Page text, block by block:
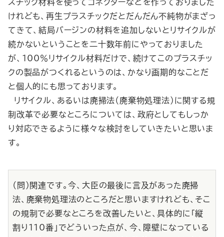
スチック材料を使ってコネクターなどを作っておりました
けれども、再生プラスチックだとだんだん不純物がまざっ
てきて、結局バージンの材料を追加しないとリサイクルが
続かないということを二十数年前にやっておりました
が、100％リサイクル材料だけで、続けてこのプラスチッ
クの製品がつくれるというのは、かなり画期的なことだ
と個人的にも思っております。
リサイクル、あるいは廃掃法（廃棄物処理法）に関する規
制改革で必要なところについては、政府としてもしっか
り対応できるように様々な検討をしていきたいと思いま
す。
（問）関連です。今、大臣の最後に言及があった廃掃
法、廃棄物処理法のところだと思いますけれども、そこ
の規制で必要なところを改善したいと、具体的に「縦
割り110番」でどういった点が、今、障壁になっている